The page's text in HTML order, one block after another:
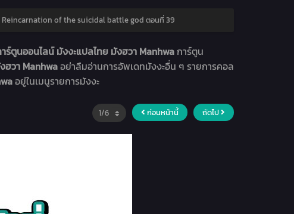
Reincarnation of the suicidal battle god ตอนที่ 39
ร์ตูนออนไลน์ มังงะแปลไทย มังฮวา Manhwaการ์ตูน
ฮวา Manhwaอย่าลืมอ่านการอัพเดทมังงะอื่น ๆ รายการคอล
อยู่ในเมนูรายการมังงะ
ก่อนหน้านี้ ถัดไป